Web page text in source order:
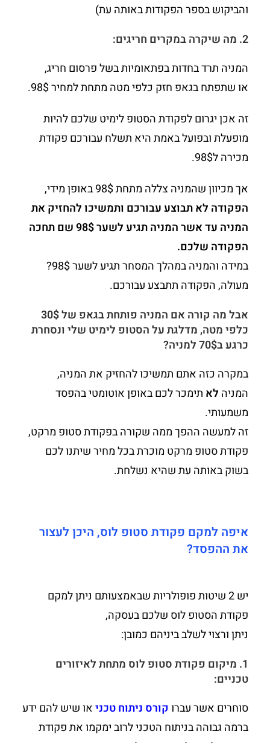
והביקוש בספר הפקודות באותה עת)
2. מה שיקרה במקרים חריגים:
המניה תרד בחדות בפתאומיות בשל פרסום חריג,
או שתפתח בגאפ חזק כלפי מטה מתחת למחיר 98$.
זה אכן יגרום לפקודת הסטופ לימיט שלכם להיות
מופעלת ובפועל באמת היא תשלח עבורכם פקודת
מכירה ל98$.
אך מכיוון שהמניה צללה מתחת 98$ באופן מידי,
הפקודה לא תבוצע עבורכם ותמשיכו להחזיק את
המניה עד אשר המניה תגיע לשער 98$ שם תחכה
הפקודה שלכם.
במידה והמניה במהלך המסחר תגיע לשער 98$?
מעולה, הפקודה תתבצע עבורכם.
אבל מה קורה אם המניה פותחת בגאפ של 30$
כלפי מטה, מדלגת על הסטופ לימיט שלי ונסחרת
כרגע ב70$ למניה?
במקרה כזה אתם תמשיכו להחזיק את המניה,
המניה לא תימכר לכם באופן אוטומטי בהפסד
משמעותי.
זה למעשה ההפך ממה שקורה בפקודת סטופ מרקט,
פקודת סטופ מרקט מוכרת בכל מחיר שיתנו לכם
בשוק באותה עת שהיא נשלחת.
איפה למקם פקודת סטופ לוס, היכן לעצור
את ההפסד?
יש 2 שיטות פופולריות שבאמצעותם ניתן למקם
פקודת הסטופ לוס שלכם בעסקה,
ניתן ורצוי לשלב ביניהם כמובן:
1. מיקום פקודת סטופ לוס מתחת לאיזורים
טכניים:
סוחרים אשר עברו קורס ניתוח טכניאו שיש להם ידע
ברמה גבוהה בניתוח הטכני לרוב ימקמו את פקודת